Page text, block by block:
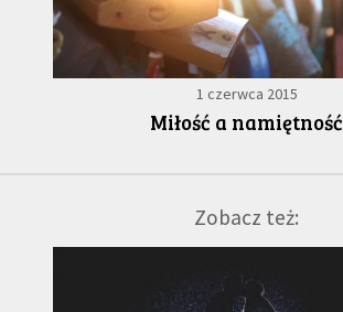
1 czerwca 2015
Miłość a namiętność
Zobacz też: